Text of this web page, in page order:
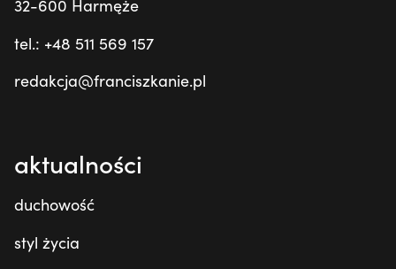
32-600 Harmęże
tel.: +48 511 569 157
redakcja@franciszkanie.pl
aktualności
duchowość
styl życia